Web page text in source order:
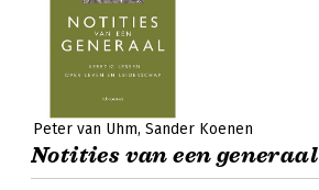
Peter van Uhm Sander Koenen
Notities van een generaal